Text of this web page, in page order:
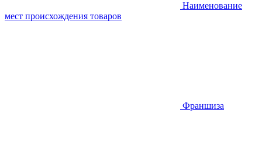
Наименование
мест происхождения товаров
Франшиза